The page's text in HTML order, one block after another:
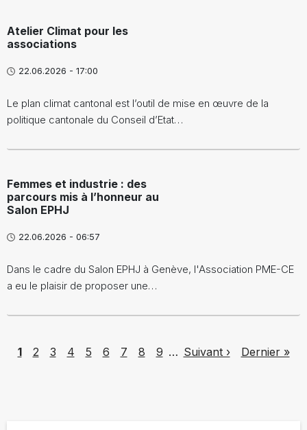
Atelier Climat pour les
associations
22.06.2026 - 17:00
Le plan climat cantonal est l’outil de mise en œuvre de la
politique cantonale du Conseil d’Etat…
Femmes et industrie : des
parcours mis à l’honneur au
Salon EPHJ
22.06.2026 - 06:57
Dans le cadre du Salon EPHJ à Genève, l'Association PME-CE
a eu le plaisir de proposer une…
Page
1 Page
2 Page
3 Page
4 Page
5 Page
6 Page
7 Page
8 Page
9 … Next page
Suivant › Last page
Dernier »